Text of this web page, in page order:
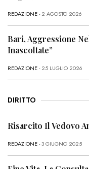
REDAZIONE- 2 AGOSTO 2026
Bari, Aggressione
Inascoltate”
REDAZIONE- 25 LUGLIO 2026
DIRITTO
Risarcito Il Vedovo
REDAZIONE- 3 GIUGNO 2025